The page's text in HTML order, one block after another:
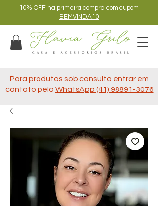
10% OFF na primeira compra com cupom
BEMVINDA10
Para produtos sob consulta entrar em
contato pelo WhatsApp (41) 98891-3076